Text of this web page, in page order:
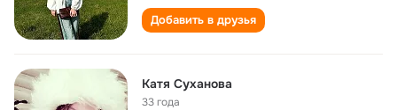
Добавить в друзья
Катя Суханова
33 года